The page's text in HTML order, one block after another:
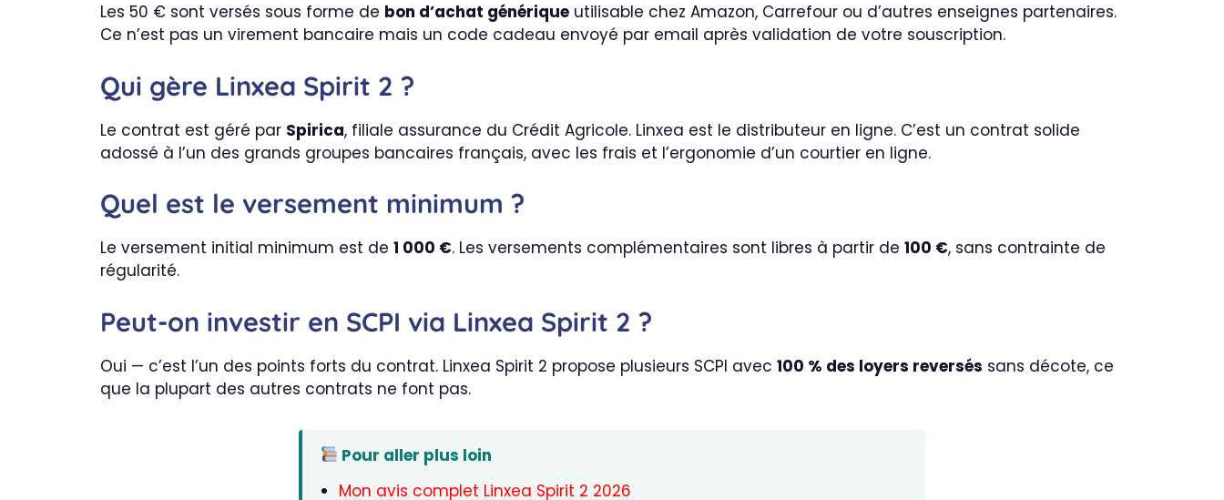
Les 50 € sont versés sous forme de bon d’achat génériqueutilisable chez Amazon, Carrefour ou d’autres enseignes partenaires.
Ce n’est pas un virement bancaire mais un code cadeau envoyé par email après validation de votre souscription.
Qui gère Linxea Spirit 2 ?
Le contrat est géré par Spirica, filiale assurance du Crédit Agricole. Linxea est le distributeur en ligne. C’est un contrat solide
adossé à l’un des grands groupes bancaires français, avec les frais et l’ergonomie d’un courtier en ligne.
Quel est le versement minimum ?
Le versement initial minimum est de 1 000 €. Les versements complémentaires sont libres à partir de 100 €, sans contrainte de
régularité.
Peut-on investir en SCPI via Linxea Spirit 2 ?
Oui — c’est l’un des points forts du contrat. Linxea Spirit 2 propose plusieurs SCPI avec 100 % des loyers reversés sans décote, ce
que la plupart des autres contrats ne font pas.
Pour aller plus loin
Mon avis complet Linxea Spirit 2 2026